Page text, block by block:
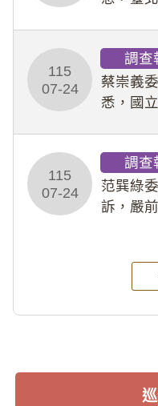
行拍攝
劉師。
115
07-24
調查
蔡崇義
悉，國
術倫理
31)
115
07-24
調查
范巽綠
訴，嚴
過世後
繼續留住